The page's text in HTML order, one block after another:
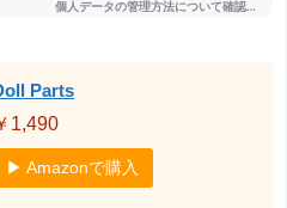
Parts
1,490
▶ Amazonで購入